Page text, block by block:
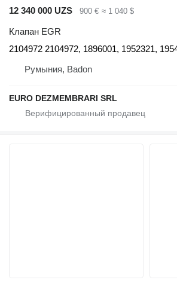
12 340 000 UZS
900 € ≈ 1 040 $
Клапан EGR
2104972 2104972, 1896001, 1952321,
Румыния, Badon
EURO DEZMEMBRARI SRL